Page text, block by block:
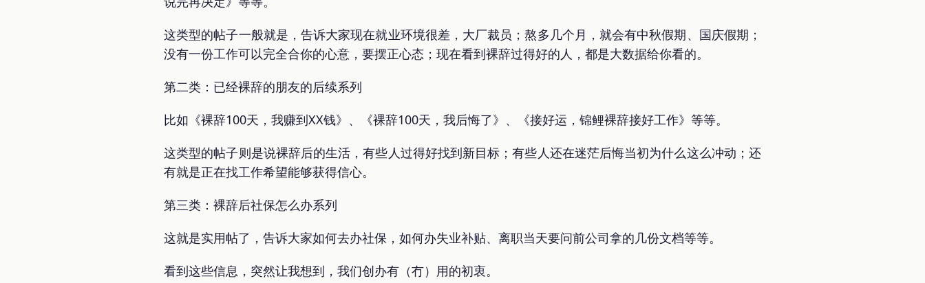
这类型的帖子一般就是，告诉大家现在就业环境很差，大厂裁员；熬多几个月，就会有中秋假期、国庆假期；
没有一份工作可以完全合你的心意，要摆正心态；现在看到裸辞过得好的人，都是大数据给你看的。
第二类：已经裸辞的朋友的后续系列
比如《裸辞100天，我赚到XX钱》、《裸辞100天，我后悔了》、《接好运，锦鲤裸辞接好工作》等等。
这类型的帖子则是说裸辞后的生活，有些人过得好找到新目标；有些人还在迷茫后悔当初为什么这么冲动；还
有就是正在找工作希望能够获得信心。
第三类：裸辞后社保怎么办系列
这就是实用帖了，告诉大家如何去办社保，如何办失业补贴、离职当天要问前公司拿的几份文档等等。
看到这些信息，突然让我想到，我们创办有（冇）用的初衷。